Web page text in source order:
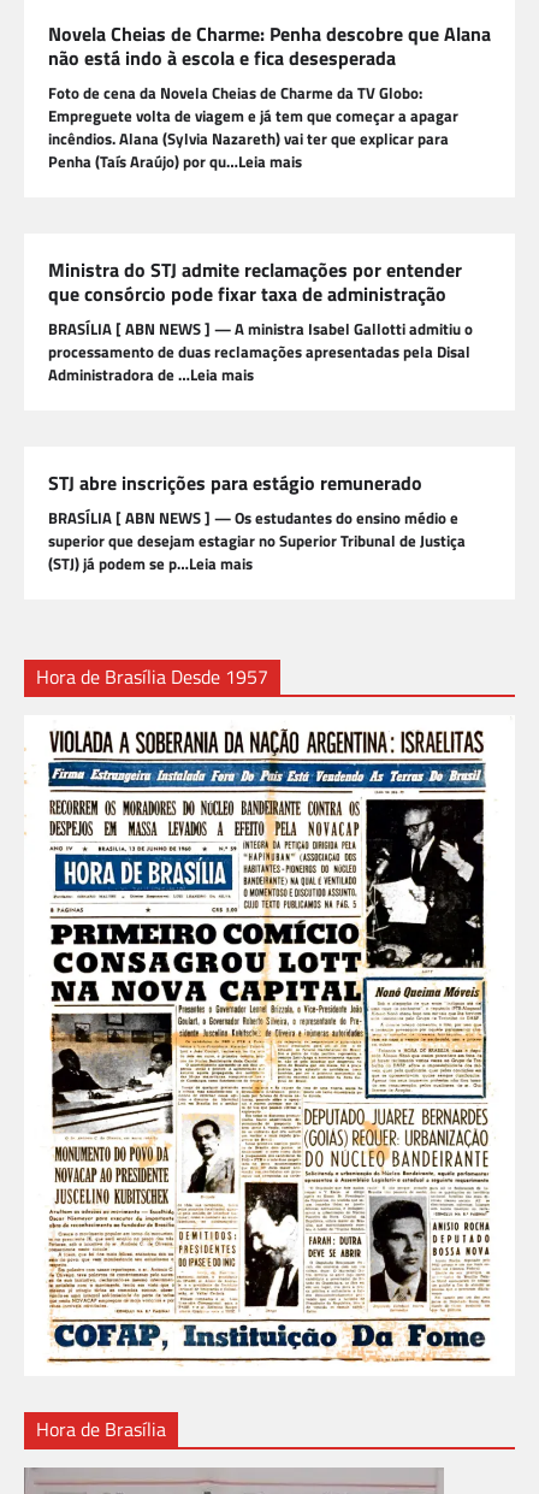
Novela Cheias de Charme: Penha descobre que Alana
não está indo à escola e fica desesperada
Foto de cena da Novela Cheias de Charme da TV Globo:
Empreguete volta de viagem e já tem que começar a apagar
incêndios. Alana (Sylvia Nazareth) vai ter que explicar para
Penha (Taís Araújo) por qu…Leia mais
Ministra do STJ admite reclamações por entender
que consórcio pode fixar taxa de administração
BRASÍLIA [ ABN NEWS ] — A ministra Isabel Gallotti admitiu o
processamento de duas reclamações apresentadas pela Disal
Administradora de …Leia mais
STJ abre inscrições para estágio remunerado
BRASÍLIA [ ABN NEWS ] — Os estudantes do ensino médio e
superior que desejam estagiar no Superior Tribunal de Justiça
(STJ) já podem se p…Leia mais
Hora de Brasília Desde 1957
Hora de Brasília